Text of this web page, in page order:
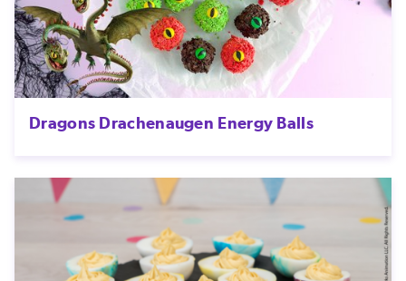
Dragons Drachenaugen Energy Balls